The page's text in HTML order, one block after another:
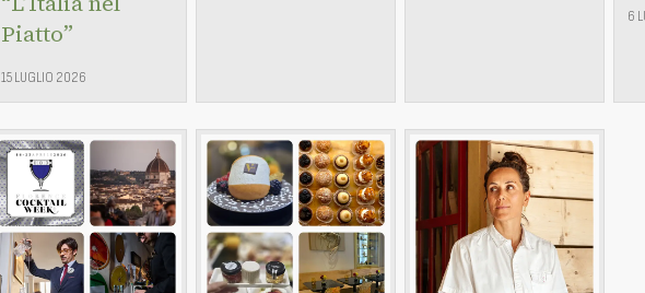
Piatto”
15 LUGLIO 2026
6